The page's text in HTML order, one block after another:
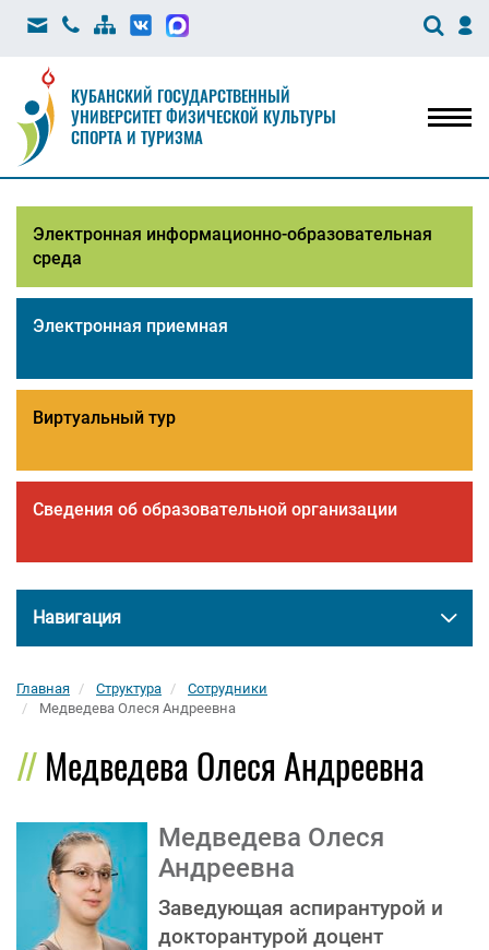
КУБАНСКИЙ ГОСУДАРСТВЕННЫЙ
УНИВЕРСИТЕТ ФИЗИЧЕСКОЙ КУЛЬТУРЫ
СПОРТА И ТУРИЗМА
Электронная информационно-образовательная
среда
Электронная приемная
Виртуальный тур
Сведения об образовательной организации
Навигация
Главная Структура
Сотрудники
Медведева Олеся Андреевна
Медведева Олеся Андреевна
Медведева Олеся
Андреевна
Заведующая аспирантурой и
докторантурой доцент